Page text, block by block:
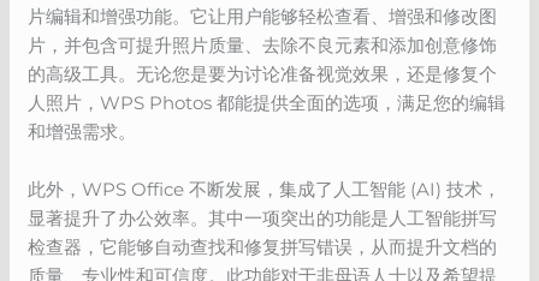
片编辑和增强功能。它让用户能够轻松查看、增强和修改图
片，并包含可提升照片质量、去除不良元素和添加创意修饰
的高级工具。无论您是要为讨论准备视觉效果，还是修复个
人照片，WPS Photos 都能提供全面的选项，满足您的编辑
和增强需求。
此外，WPS Office 不断发展，集成了人工智能 (AI) 技术，
显著提升了办公效率。其中一项突出的功能是人工智能拼写
检查器，它能够自动查找和修复拼写错误，从而提升文档的
质量、专业性和可信度。此功能对于非母语人士以及希望提